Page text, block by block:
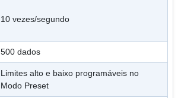
10 vezes/segundo
500 dados
Limites alto e baixo programáveis no
Modo Preset